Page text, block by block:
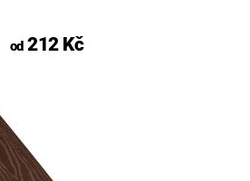
od212 Kč